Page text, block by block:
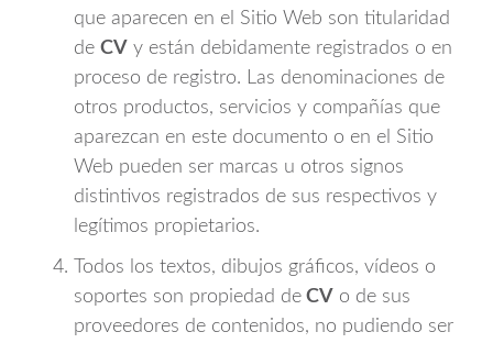
que aparecen en el Sitio Web son titularidad
de CV y están debidamente registrados o en
proceso de registro. Las denominaciones de
otros productos, servicios y compañías que
aparezcan en este documento o en el Sitio
Web pueden ser marcas u otros signos
distintivos registrados de sus respectivos y
legítimos propietarios.
Todos los textos, dibujos gráficos, vídeos o
soportes son propiedad de CV o de sus
proveedores de contenidos, no pudiendo ser